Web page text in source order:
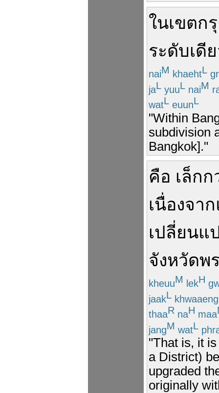
ในเขตก
ระดับเดี
naiM khaehtL
jaL yuuL naiM
watL euunL
"Within
subdivision
Bangkok]."
คือ เล็กก
เนื่องจาก
เปลี่ยนแ
จังหวัดพ
kheuuM lekH
jaakL khwaaeng
thaaR naH maa
jangM watL
"That is, it
a District)
upgraded
originally